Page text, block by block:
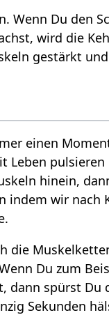
Wenn Du den
wird die
gestärkt
einen
hinein,
indem wir nach
die
Du zum
dann spürst Du
Sekunden